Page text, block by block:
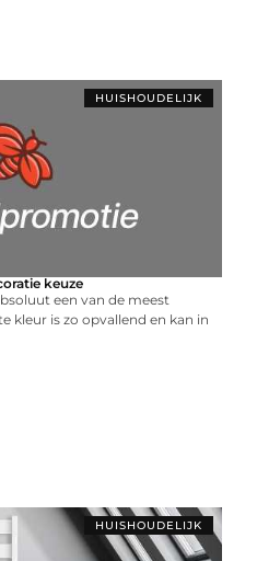
HUISHOUDELIJK
keuze
een van de meest
kleur is zo opvallend en kan in
HUISHOUDELIJK